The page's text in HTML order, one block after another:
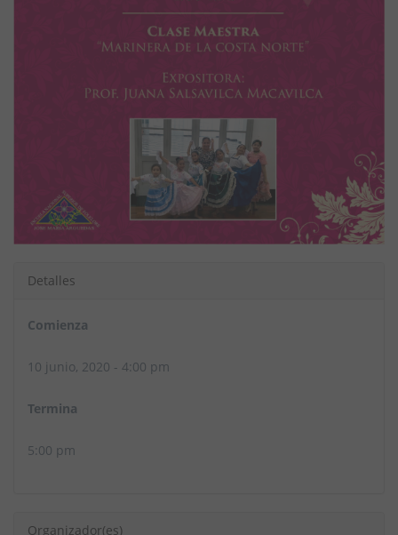
Detalles
Comienza
10 junio, 2020 - 4:00 pm
Termina
5:00 pm
Organizador(es)